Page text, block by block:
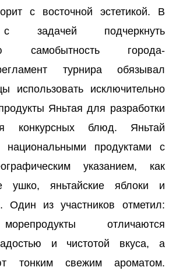
с восточной эстетикой. В
с задачей подчеркнуть
самобытность города-
турнира обязывал
использовать исключительно
Яньтая для разработки
конкурсных блюд. Яньтай
национальными продуктами с
указанием, как
ушко, яньтайские яблоки и
Один из участников отметил:
отличаются
и чистотой вкуса, а
тонким свежим ароматом.